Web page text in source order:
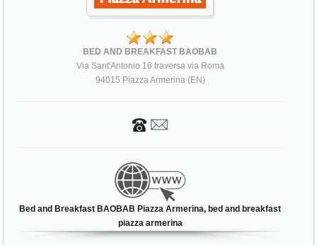
BED AND BREAKFAST BAOBAB
Via Sant'Antonio 16 traversa via Roma
94015 Piazza Armerina (EN)
Bed and Breakfast BAOBAB Piazza Armerina, bed and breakfast
piazza armerina